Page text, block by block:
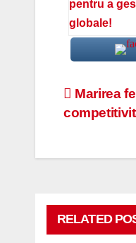
pentru a
globale!
articole
Marirea
RELATED